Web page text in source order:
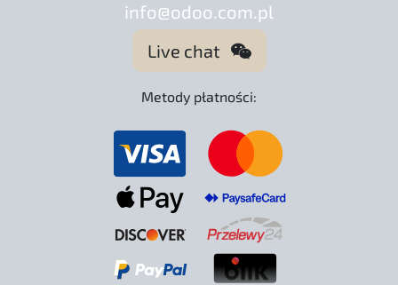
info@odoo.com.pl
Live chat
Metody płatności: